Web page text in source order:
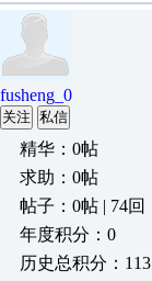
fusheng_0
关注 私信
精华：0帖
求助：0帖
帖子：0帖 | 74回
年度积分：0
历史总积分：113